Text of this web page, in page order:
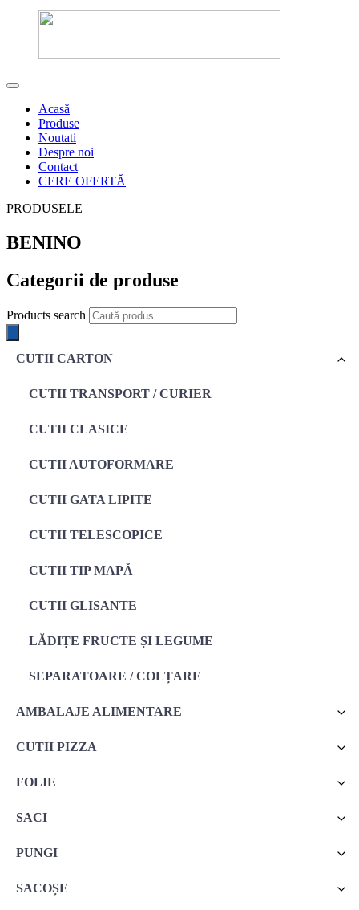
Acasă
Produse
Noutati
Despre noi
Contact
CERE OFERTĂ
PRODUSELE
BENINO
Categorii de produse
Products search
CUTII CARTON
CUTII TRANSPORT / CURIER
CUTII CLASICE
CUTII AUTOFORMARE
CUTII GATA LIPITE
CUTII TELESCOPICE
CUTII TIP MAPĂ
CUTII GLISANTE
LĂDIȚE FRUCTE ȘI LEGUME
SEPARATOARE / COLȚARE
AMBALAJE ALIMENTARE
CUTII PIZZA
FOLIE
SACI
PUNGI
SACOȘE